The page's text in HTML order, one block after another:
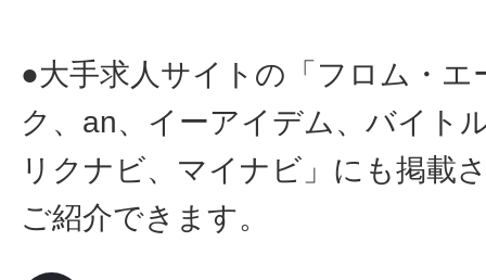
●大手求人サイトの「フロム・
ク、an、イーアイデム、バイト
リクナビ、マイナビ」にも掲載
ご紹介できます。